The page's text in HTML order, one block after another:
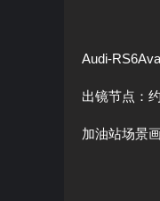
Audi-
出镜节点：
加油站场景